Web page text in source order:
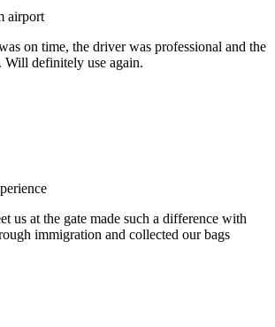
airport
on time, the driver was professional and the
Will definitely use again.
us at the gate made such a difference with
immigration and collected our bags